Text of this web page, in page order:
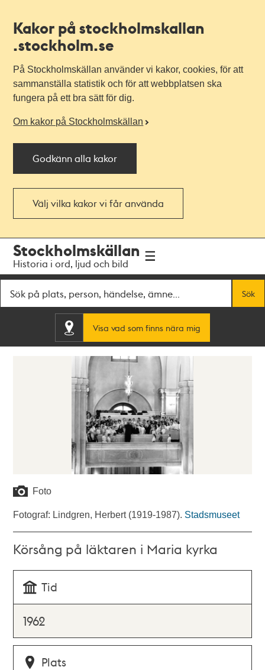
Kakor på stockholmskallan
.stockholm.se
På Stockholmskällan använder vi kakor, cookies, för att
sammanställa statistik och för att webbplatsen ska
fungera på ett bra sätt för dig.
Om kakor på Stockholmskällan
Godkänn alla kakor
Välj vilka kakor vi får använda
navigationen
huvudinnehållet
Stockholmskällan
Historia i ord, ljud och bild
Sök
Visa vad som finns nära mig
Foto
Fotograf: Lindgren, Herbert (1919-1987). Stadsmuseet
Körsång på läktaren i Maria kyrka
Tid
1962
Plats